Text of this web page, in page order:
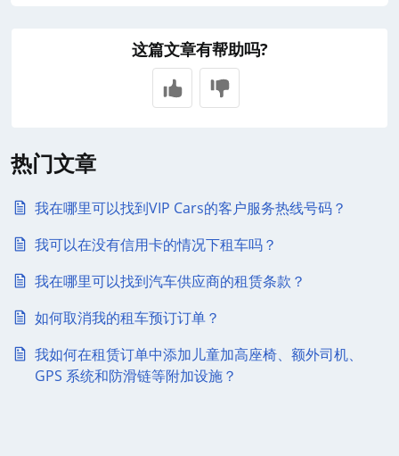
这篇文章有帮助吗?
热门文章
我在哪里可以找到VIP Cars的客户服务热线号码？
我可以在没有信用卡的情况下租车吗？
我在哪里可以找到汽车供应商的租赁条款？
如何取消我的租车预订订单？
我如何在租赁订单中添加儿童加高座椅、额外司机、
GPS 系统和防滑链等附加设施？